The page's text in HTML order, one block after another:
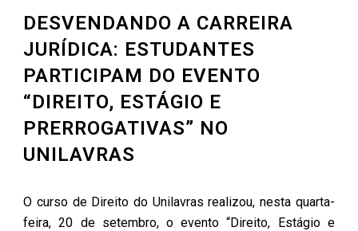
DESVENDANDO A CARREIRA
JURÍDICA: ESTUDANTES
PARTICIPAM DO EVENTO
“DIREITO, ESTÁGIO E
PRERROGATIVAS” NO
UNILAVRAS
O curso de Direito do Unilavras realizou, nesta quarta-
feira, 20 de setembro, o evento “Direito, Estágio e